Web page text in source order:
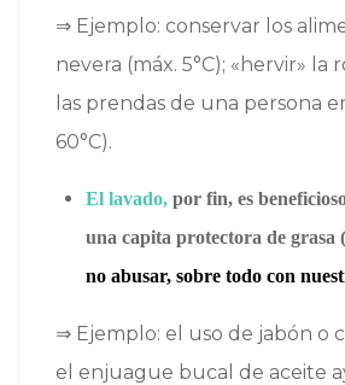
⇒ Ejemplo: conservar los
nevera (máx. 5°C); «hervir» la
las prendas de una persona
60°C).
El lavado, por fin, es
una capita protectora de grasa (
no abusar, sobre todo con
⇒ Ejemplo: el uso de jabón o
el enjuague bucal de aceite